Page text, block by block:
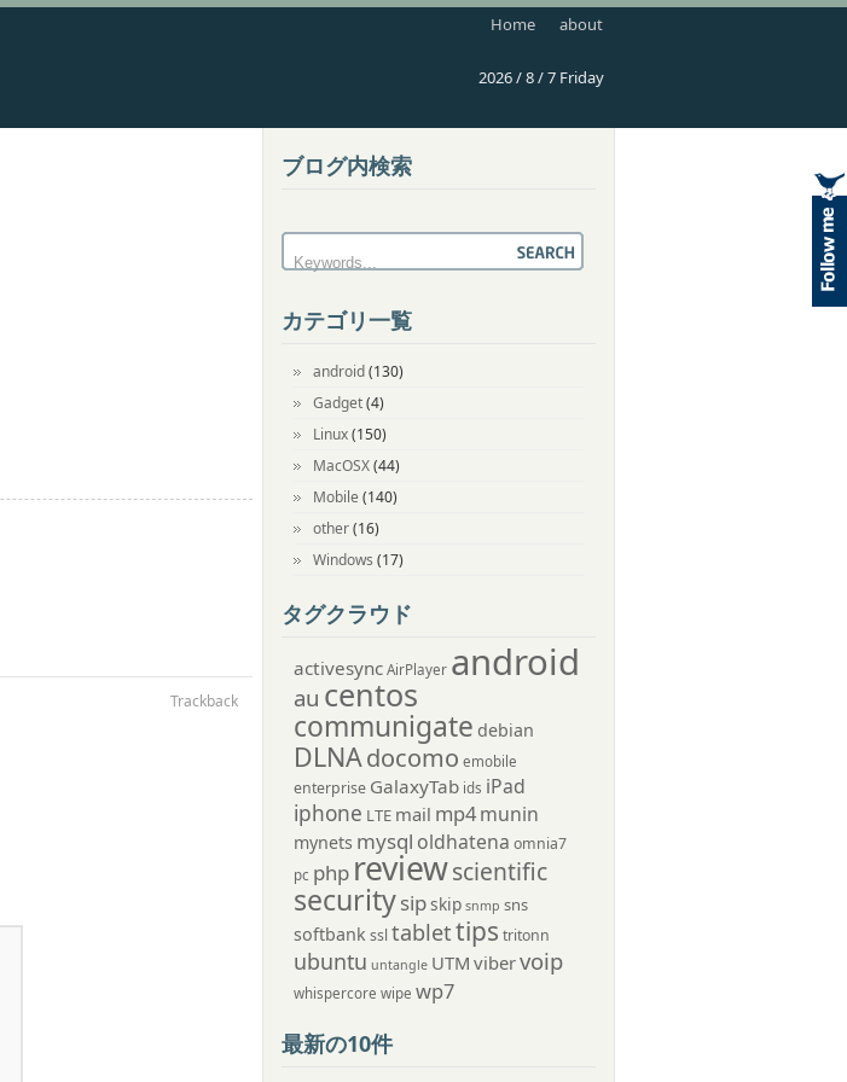
Home about
2026 / 8 / 7 Friday
Trackback
ブログ内検索
カテゴリ一覧
android(130)
Gadget(4)
Linux(150)
MacOSX(44)
Mobile (140)
other(16)
Windows (17)
タグクラウド
activesync AirPlayer android
au centos
communigate debian
DLNAdocomo emobile
enterprise GalaxyTab ids iPad
iphone LTE mail mp4munin
mynets mysql oldhatena omnia7
pc php reviewscientific
securitysipskip snmp sns
softbankssl tablettips tritonn
ubuntu untangle UTM vibervoip
whispercore wipe wp7
最新の10件